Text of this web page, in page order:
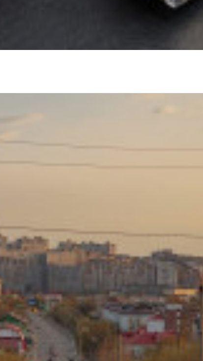
Сайт:
Адрес:
Телефон: